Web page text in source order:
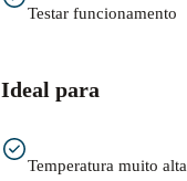
Testar funcionamento
Ideal para
Temperatura muito alta